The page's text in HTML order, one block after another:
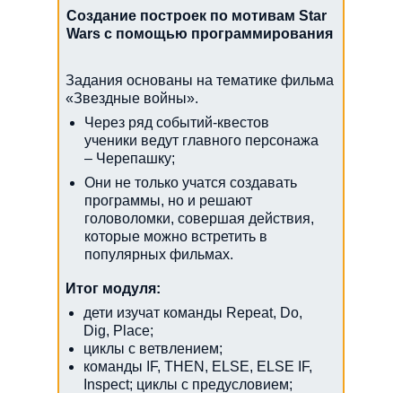
Задания основаны на тематике фильма
«Звездные войны».
дети изучат команды Repeat, Do,
Dig, Place;
циклы с ветвлением;
команды IF, THEN, ELSE, ELSE IF,
Inspect; циклы с предусловием;
Создание построек по мотивам Star
Wars с помощью программирования
Итог модуля:
Через ряд событий-квестов
ученики ведут главного персонажа
– Черепашку;
Они не только учатся создавать
программы, но и решают
головоломки, совершая действия,
которые можно встретить в
популярных фильмах.